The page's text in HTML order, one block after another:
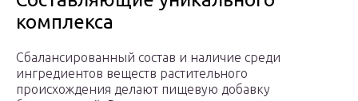
комплекса
Сбалансированный состав и наличие среди
ингредиентов веществ растительного
происхождения делают пищевую добавку